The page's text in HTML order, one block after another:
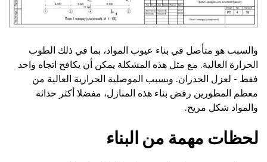
والسبب هو متأصل في بناء عيوب المواد، بما في ذلك الطوب
الحرارة العالية. مع مثل هذه المشكلة يمكن أن يكافح اتجاه واحد
فقط - لعزل الجدران. وبسبب الموصلية الحرارية العالية من
معظم المطورين رفض بناء هذه المنازل، مفضلا أكثر حداثة
والمواد شكل مريح.
لحظات مهمة من البناء